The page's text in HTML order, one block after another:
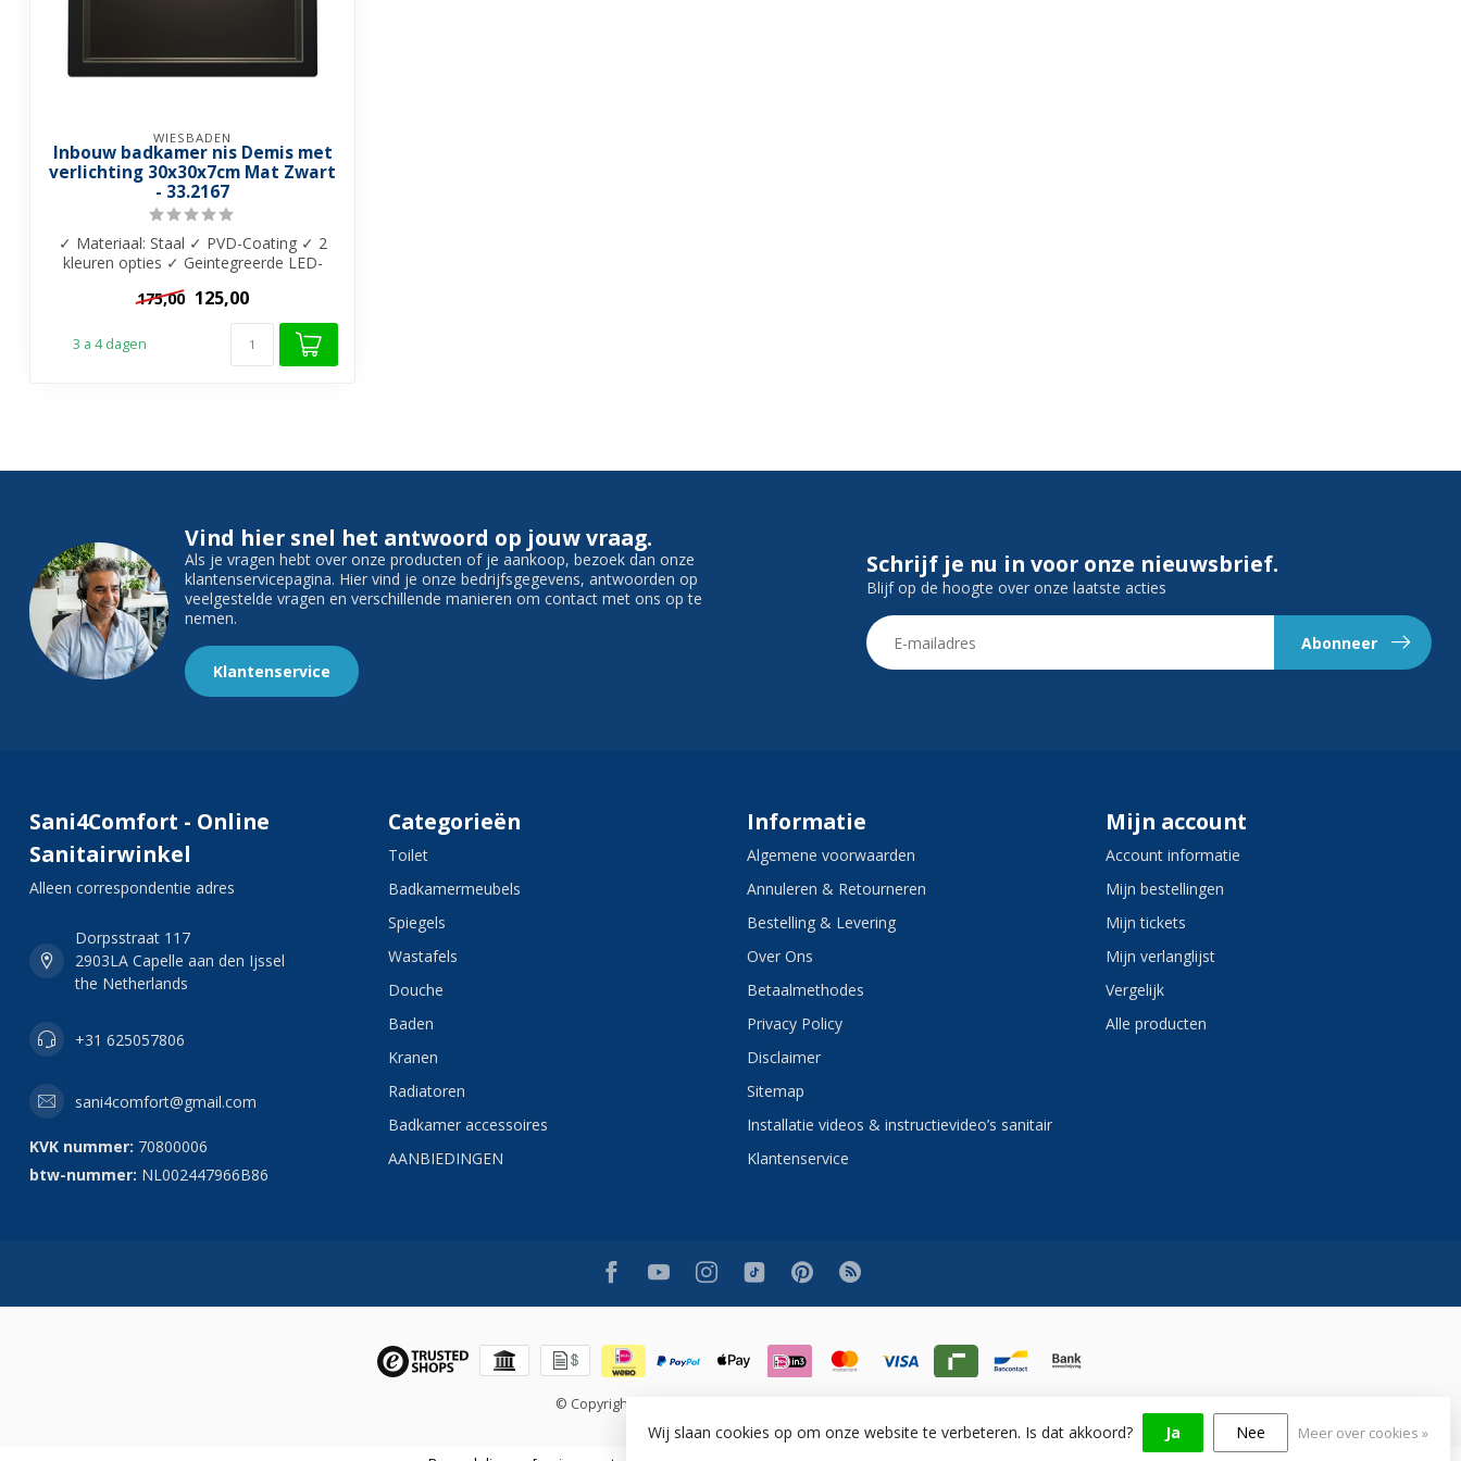
WIESBADEN
Inbouw badkamer nis Demis met
verlichting 30x30x7cm Mat Zwart
- 33.2167
✓ Materiaal: Staal ✓ PVD-Coating ✓ 2
kleuren opties ✓ Geintegreerde LED-
175,00 125,00
3 a 4 dagen
Vind hier snel het antwoord op jouw vraag.
Als je vragen hebt over onze producten of je aankoop, bezoek dan onze
klantenservicepagina. Hier vind je onze bedrijfsgegevens, antwoorden op
veelgestelde vragen en verschillende manieren om contact met ons op te
nemen.
Klantenservice
Schrijf je nu in voor onze nieuwsbrief.
Blijf op de hoogte over onze laatste acties
Abonneer
Sani4Comfort - Online
Sanitairwinkel
Alleen correspondentie adres
Dorpsstraat 117
2903LA Capelle aan den Ijssel
the Netherlands
+31 625057806
sani4comfort@gmail.com
KVK nummer: 70800006
btw-nummer: NL002447966B86
Categorieën
Toilet
Badkamermeubels
Spiegels
Wastafels
Douche
Baden
Kranen
Radiatoren
Badkamer accessoires
AANBIEDINGEN
Informatie
Algemene voorwaarden
Annuleren & Retourneren
Bestelling & Levering
Over Ons
Betaalmethodes
Privacy Policy
Disclaimer
Sitemap
Installatie videos & instructievideo’s sanitair
Klantenservice
Mijn account
Account informatie
Mijn bestellingen
Mijn tickets
Mijn verlanglijst
Vergelijk
Alle producten
© Copyright 2026 Sani4Comfort - Online Sanitairwinkel
Wij slaan cookies op om onze website te verbeteren. Is dat akkoord? Ja Nee Meer over cookies »